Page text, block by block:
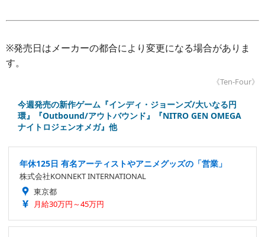
※発売日はメーカーの都合により変更になる場合がありま
す。
《Ten-Four》
今週発売の新作ゲーム『インディ・ジョーンズ/大いなる円
環』『Outbound/アウトバウンド』『NITRO GEN OMEGA
ナイトロジェンオメガ』他
年休125日 有名アーティストやアニメグッズの「営業」
株式会社KONNEKT INTERNATIONAL
東京都
月給30万円～45万円